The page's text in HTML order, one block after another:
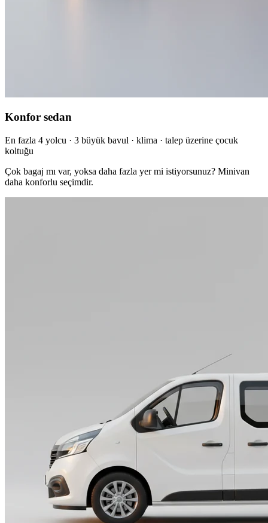
Konfor sedan
En fazla 4 yolcu · 3 büyük bavul · klima · talep üzerine çocuk
koltuğu
Çok bagaj mı var, yoksa daha fazla yer mi istiyorsunuz? Minivan
daha konforlu seçimdir.